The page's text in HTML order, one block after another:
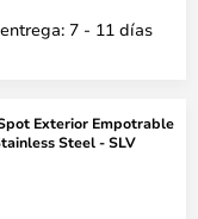
7 - 11 días
Exterior Empotrable
Steel - SLV